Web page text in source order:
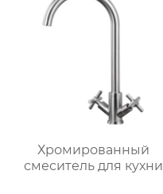
Хромированный
смеситель для кухни